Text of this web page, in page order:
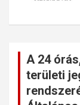
A 24
területi